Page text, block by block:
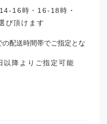
16時・16-18時・
び頂けます
配送時間帯でご指定とな
以降よりご指定可能